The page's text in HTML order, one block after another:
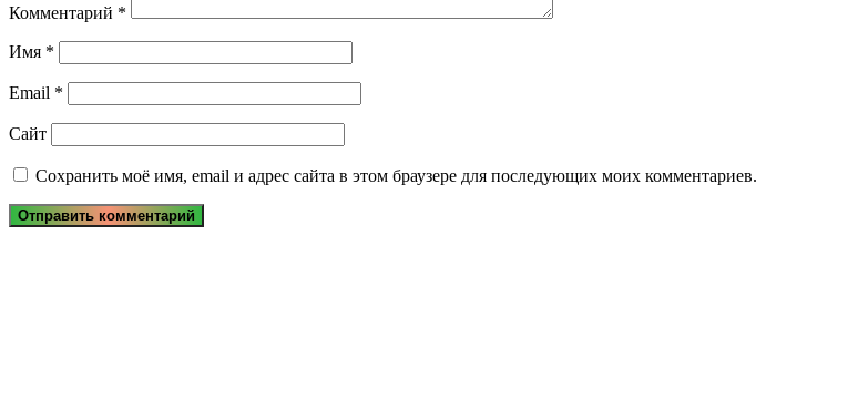
Комментарий *
Имя *
Email *
Сайт
Сохранить моё имя, email и адрес сайта в этом браузере для последующих моих комментариев.